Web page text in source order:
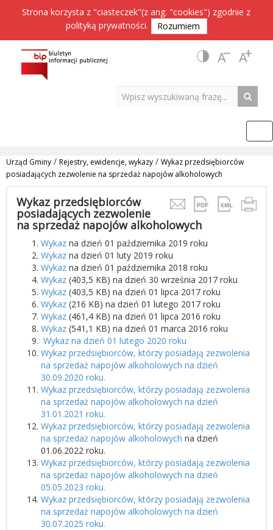
Strona korzysta z "ciasteczek"(z ang. "cookies") zgodnie z
polityką prywatności. Rozumiem
Urząd Gminy / Rejestry, ewidencje, wykazy / Wykaz przedsiębiorców
posiadających zezwolenie na sprzedaż napojów alkoholowych
Wykaz przedsiębiorców
posiadających zezwolenie
na sprzedaż napojów alkoholowych
Wykaz na dzień 01 października 2019 roku
Wykaz na dzień 01 luty 2019 roku
Wykaz na dzień 01 października 2018 roku
Wykaz (403,5 KB) na dzień 30 września 2017 roku
Wykaz (403,5 KB) na dzień 01 lipca 2017 roku
Wykaz (216 KB) na dzień 01 lutego 2017 roku
Wykaz (461,4 KB) na dzień 01 lipca 2016 roku
Wykaz (541,1 KB) na dzień 01 marca 2016 roku
Wykaz na dzień 01 lutego 2020 roku
Wykaz przedsiębiorców, którzy posiadają zezwolenia
na sprzedaż napojów alkoholowych na dzień
30.09.2020 roku.
Wykaz przedsiębiorców, którzy posiadają zezwolenia
na sprzedaż napojów alkoholowych na dzień
31.01.2021 roku.
Wykaz przedsiębiorców, którzy posiadają zezwolenia
na sprzedaż napojów alkoholowych na dzień
01.06.2022 roku.
Wykaz przedsiębiorców, którzy posiadają zezwolenia
na sprzedaż napojów alkoholowych na dzień
05.05.2023 roku.
Wykaz przedsiębiorców, którzy posiadają zezwolenia
na sprzedaż napojów alkoholowych na dzień
30.07.2025 roku.